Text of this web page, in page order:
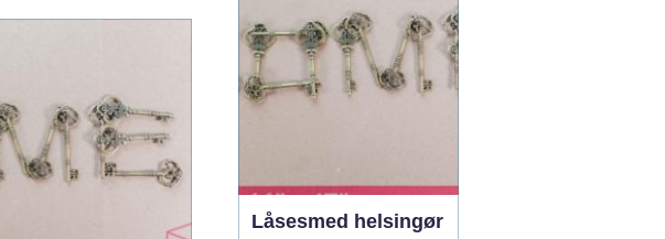
til belastningen uden at
d...
Låsesmed helsingør